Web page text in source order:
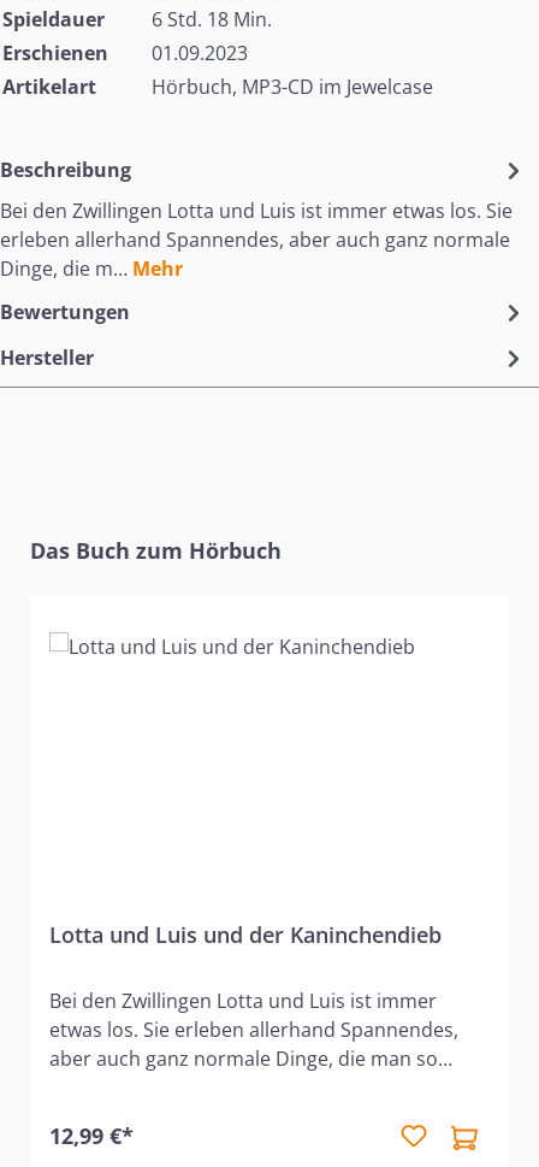
Spieldauer
6 Std. 18 Min.
Erschienen
01.09.2023
Artikelart
Hörbuch, MP3-CD im Jewelcase
Beschreibung
Bei den Zwillingen Lotta und Luis ist immer etwas los. Sie
erleben allerhand Spannendes, aber auch ganz normale
Dinge, die m… Mehr
Bewertungen
Hersteller
Produktgalerie überspringen
Das Buch zum Hörbuch
Lotta und Luis und der Kaninchendieb
Bei den Zwillingen Lotta und Luis ist immer
etwas los. Sie erleben allerhand Spannendes,
aber auch ganz normale Dinge, die man so
dem Wochenende, an dem die Zwillinge darauf
12,99 €*